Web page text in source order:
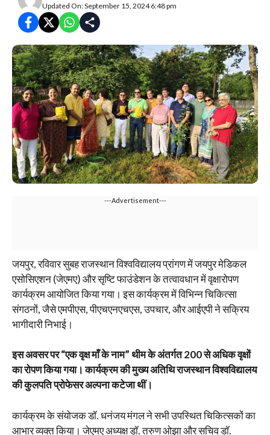
Updated On: September 15, 2024 6:48 pm
---Advertisement---
जयपुर, रविवार सुबह राजस्थान विश्वविद्यालय प्रांगण में जयपुर मेडिकल
एसोसिएशन (जेएमए) और सृष्टि फाउंडेशन के तत्वावधान में वृक्षारोपण
कार्यक्रम आयोजित किया गया। इस कार्यक्रम में विभिन्न चिकित्सा
संगठनों, जैसे एमपीएस, पीएचएनएचएस, उपचार, और आईएपी ने सक्रिय
भागीदारी निभाई।
इस अवसर पर “एक वृक्ष माँ के नाम” थीम के अंतर्गत 200 से अधिक वृक्षों
का रोपण किया गया। कार्यक्रम की मुख्य अतिथि राजस्थान विश्वविद्यालय
की कुलपति प्रोफेसर अल्पना कटेजा थीं।
कार्यक्रम के संयोजक डॉ. धनंजय मंगल ने सभी उपस्थित चिकित्सकों का
आभार व्यक्त किया। जेएमए अध्यक्ष डॉ. तरुण ओझा और सचिव डॉ.